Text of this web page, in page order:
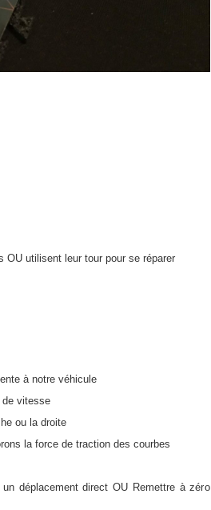
utilisent leur tour pour se réparer
à notre véhicule
vitesse
ou la droite
la force de traction des courbes
déplacement direct OU Remettre à zéro